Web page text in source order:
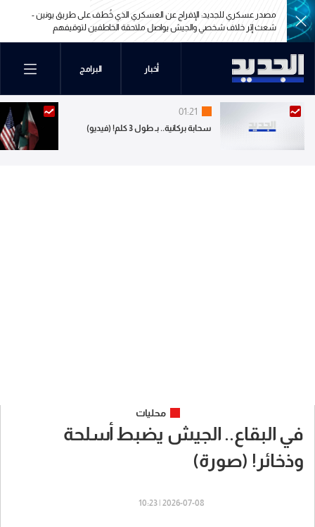
مصدر عسكري للجديد: الإفراج عن العسكري الذي خُطف على طريق يونين -
شعث إثر خلاف شخصي والجيش يواصل ملاحقة الخاطفين لتوقيفهم
مصدر عسكري للجديد: الإفراج عن العسكري الذي خُطف على طريق يونين -
شعث إثر خلاف شخصي والجيش يواصل ملاحقة الخاطفين لتوقيفهم
أخبار البرامج
01:21
سحابة بركانية.. بـ طول 3 كلم! (فيديو)
محليات
في البقاع.. الجيش يضبط أسلحة
وذخائر! (صورة)
2026-07-08 | 10:23